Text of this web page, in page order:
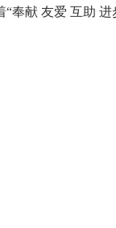
奉献 友爱 互助